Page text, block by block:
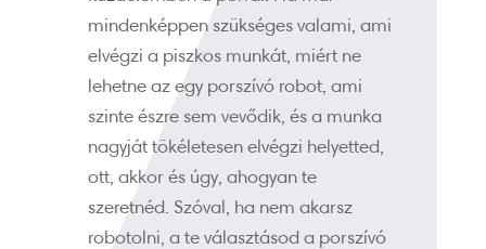
mindenképpen szükséges valami, ami
elvégzi a piszkos munkát, miért ne
lehetne az egy porszívó robot, ami
szinte észre sem vevődik, és a munka
nagyját tökéletesen elvégzi helyetted,
ott, akkor és úgy, ahogyan te
szeretnéd. Szóval, ha nem akarsz
robotolni, a te választásod a porszívó